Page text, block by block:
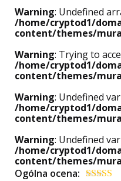
Warning: Undefined
/home/cryptod1/
content/themes/
Warning: Trying to
/home/cryptod1/
content/themes/
Warning: Undefined
/home/cryptod1/
content/themes/
Warning: Undefined
/home/cryptod1/
content/themes/
Ogólna ocena: